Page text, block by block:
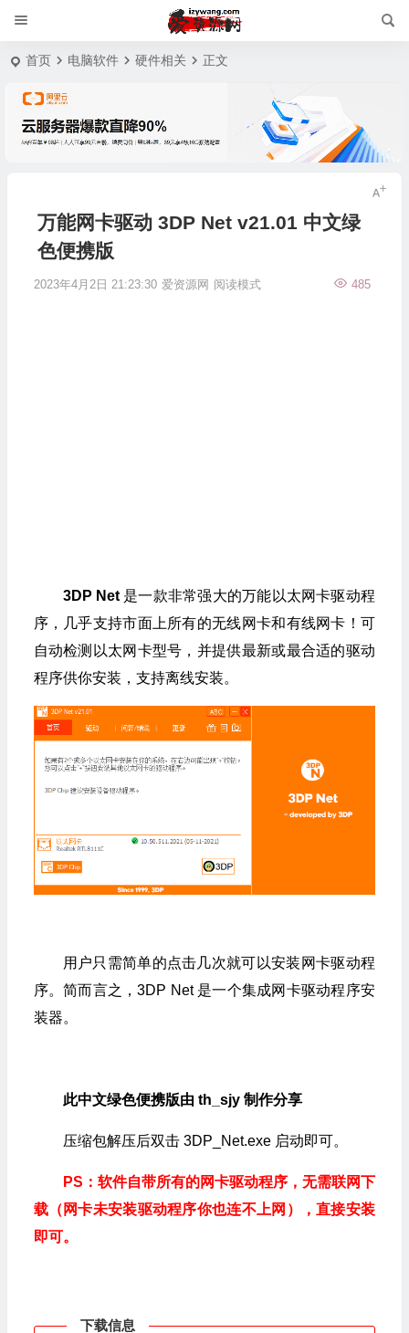
首页 电脑软件 硬件相关 正文
万能网卡驱动 3DP Net v21.01 中文绿
色便携版
2023年4月2日 21:23:30 爱资源网 485
阅读模式
3DP Net是一款非常强大的万能以太网卡驱动程
序，几乎支持市面上所有的无线网卡和有线网卡！可
自动检测以太网卡型号，并提供最新或最合适的驱动
程序供你安装，支持离线安装。
用户只需简单的点击几次就可以安装网卡驱动程
序。简而言之，3DP Net 是一个集成网卡驱动程序安
装器。
此中文绿色便携版由 th_sjy 制作分享
压缩包解压后双击 3DP_Net.exe 启动即可。
PS：软件自带所有的网卡驱动程序，无需联网下
载（网卡未安装驱动程序你也连不上网），直接安装
即可。
下载信息